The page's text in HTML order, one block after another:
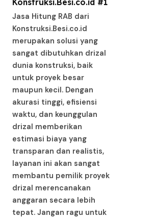
Konstruksi.Besi.co.id #1
Jasa Hitung RAB dari
Konstruksi.Besi.co.id
merupakan solusi yang
sangat dibutuhkan drizal
dunia konstruksi, baik
untuk proyek besar
maupun kecil. Dengan
akurasi tinggi, efisiensi
waktu, dan keunggulan
drizal memberikan
estimasi biaya yang
transparan dan realistis,
layanan ini akan sangat
membantu pemilik proyek
drizal merencanakan
anggaran secara lebih
tepat. Jangan ragu untuk